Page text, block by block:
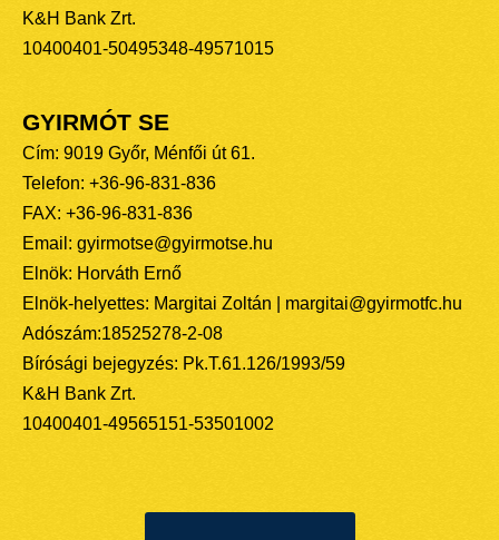
K&H Bank Zrt.
10400401-50495348-49571015
GYIRMÓT SE
Cím: 9019 Győr, Ménfői út 61.
Telefon: +36-96-831-836
FAX: +36-96-831-836
Email: gyirmotse@gyirmotse.hu
Elnök: Horváth Ernő
Elnök-helyettes: Margitai Zoltán | margitai@gyirmotfc.hu
Adószám:18525278-2-08
Bírósági bejegyzés: Pk.T.61.126/1993/59
K&H Bank Zrt.
10400401-49565151-53501002